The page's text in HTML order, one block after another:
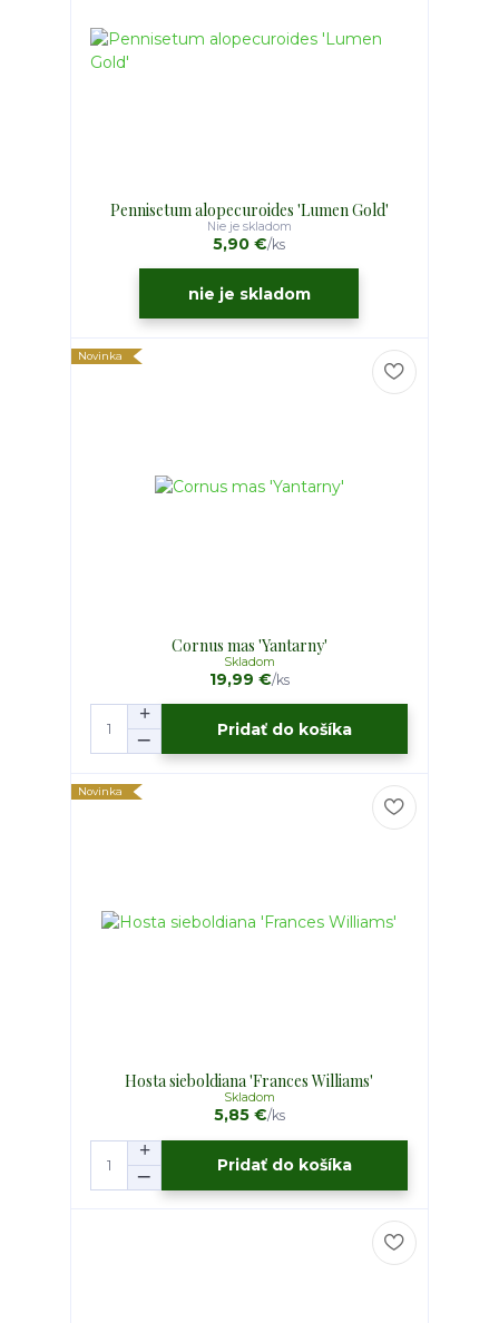
Pennisetum alopecuroides 'Lumen Gold'
5,90 €/ks
Nie je skladom
nie je skladom
Novinka
Cornus mas 'Yantarny'
19,99 €/ks
Skladom
Pridať do košíka
Novinka
Hosta sieboldiana 'Frances Williams'
5,85 €/ks
Skladom
Pridať do košíka